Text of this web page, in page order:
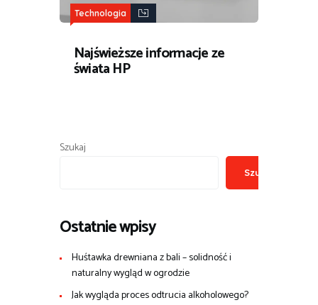
Technologia
Najświeższe informacje ze
świata HP
Szukaj
Szukaj
Ostatnie wpisy
Huśtawka drewniana z bali – solidność i
naturalny wygląd w ogrodzie
Jak wygląda proces odtrucia alkoholowego?